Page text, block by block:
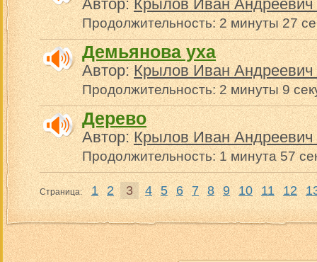
Автор:Крылов Иван Андреевич
Продолжительность: 2 минуты 27
Демьянова уха
Автор:Крылов Иван Андреевич
Продолжительность: 2 минуты 9
Дерево
Автор:Крылов Иван Андреевич
Продолжительность: 1 минута 57
Страница: 1 2 3 4 5 6 7 8 9 10 11 12